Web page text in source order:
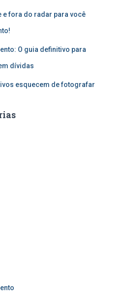
e fora do radar para você
O guia definitivo para
dívidas
esquecem de fotografar